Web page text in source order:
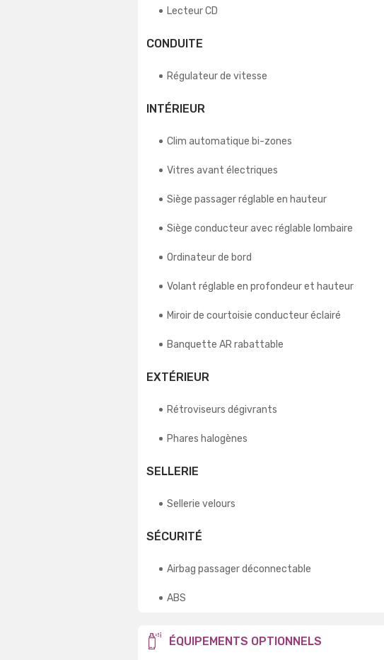
Lecteur CD
CONDUITE
Régulateur de vitesse
INTÉRIEUR
Clim automatique bi-zones
Vitres avant électriques
Siège passager réglable en hauteur
Siège conducteur avec réglable lombaire
Ordinateur de bord
Volant réglable en profondeur et hauteur
Miroir de courtoisie conducteur éclairé
Banquette AR rabattable
EXTÉRIEUR
Rétroviseurs dégivrants
Phares halogènes
SELLERIE
Sellerie velours
SÉCURITÉ
Airbag passager déconnectable
ABS
ÉQUIPEMENTS OPTIONNELS